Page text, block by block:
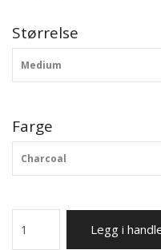
Størrelse
Medium
Farge
Charcoal
Legg i